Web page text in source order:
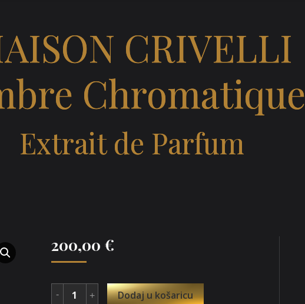
CRIVELLI
Chromatique
Extrait de Parfum
200,00 €
Dodaj u košaricu